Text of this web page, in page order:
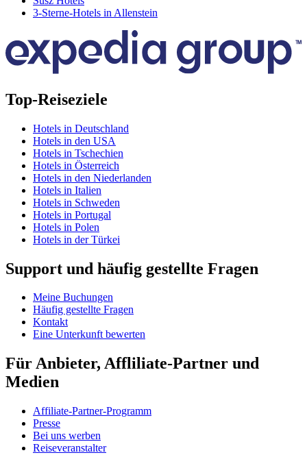
3-Sterne-Hotels in Allenstein
Top-Reiseziele
Hotels in Deutschland
Hotels in den USA
Hotels in Tschechien
Hotels in Österreich
Hotels in den Niederlanden
Hotels in Italien
Hotels in Schweden
Hotels in Portugal
Hotels in Polen
Hotels in der Türkei
Support und häufig gestellte Fragen
Meine Buchungen
Häufig gestellte Fragen
Kontakt
Eine Unterkunft bewerten
Für Anbieter, Affliliate-Partner und
Medien
Affiliate-Partner-Programm
Presse
Bei uns werben
Reiseveranstalter